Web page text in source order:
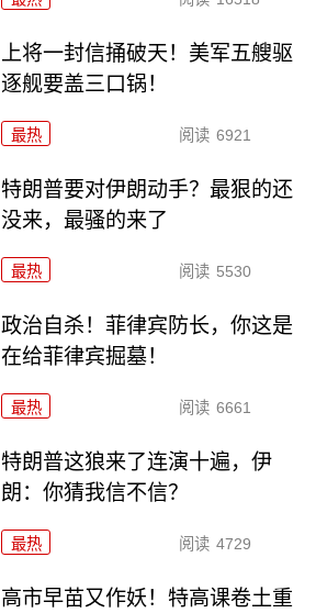
上将一封信捅破天！美军五艘驱
逐舰要盖三口锅！
最热 阅读 6921
特朗普要对伊朗动手？最狠的还
没来，最骚的来了
最热 阅读 5530
政治自杀！菲律宾防长，你这是
在给菲律宾掘墓！
最热 阅读 6661
特朗普这狼来了连演十遍，伊
朗：你猜我信不信？
最热 阅读 4729
高市早苗又作妖！特高课卷土重